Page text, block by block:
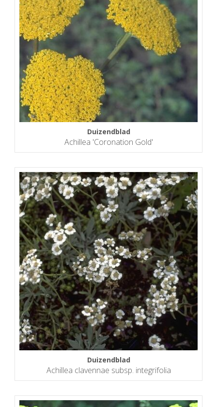
Duizendblad
Achillea 'Coronation Gold'
Duizendblad
Achillea clavennae subsp. integrifolia